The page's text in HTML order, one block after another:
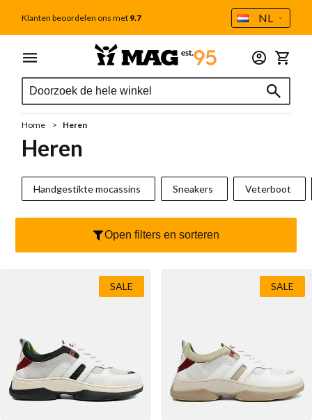
Klanten beoordelen ons met 9.7
Taal NL
Menu
Zoek
Zoek
Zoek
Alle dames
Sale
Nieuw
Outlet
Dames
Sneakers laag
Handgestikte mocassins
Vegan
Sandalen
Loafers
Alle heren
Sale
Cadeaubon
Heren
Handgestikte mocassins
Outlet
Tweede Kans
Alle accessoires
Schoenverzorging
Cadeaubon
Accessoires
Voetbedden
Home Heren
Heren
Handgestikte mocassins Sneakers Veterboot
SALE SALE
Open filters en sorteren